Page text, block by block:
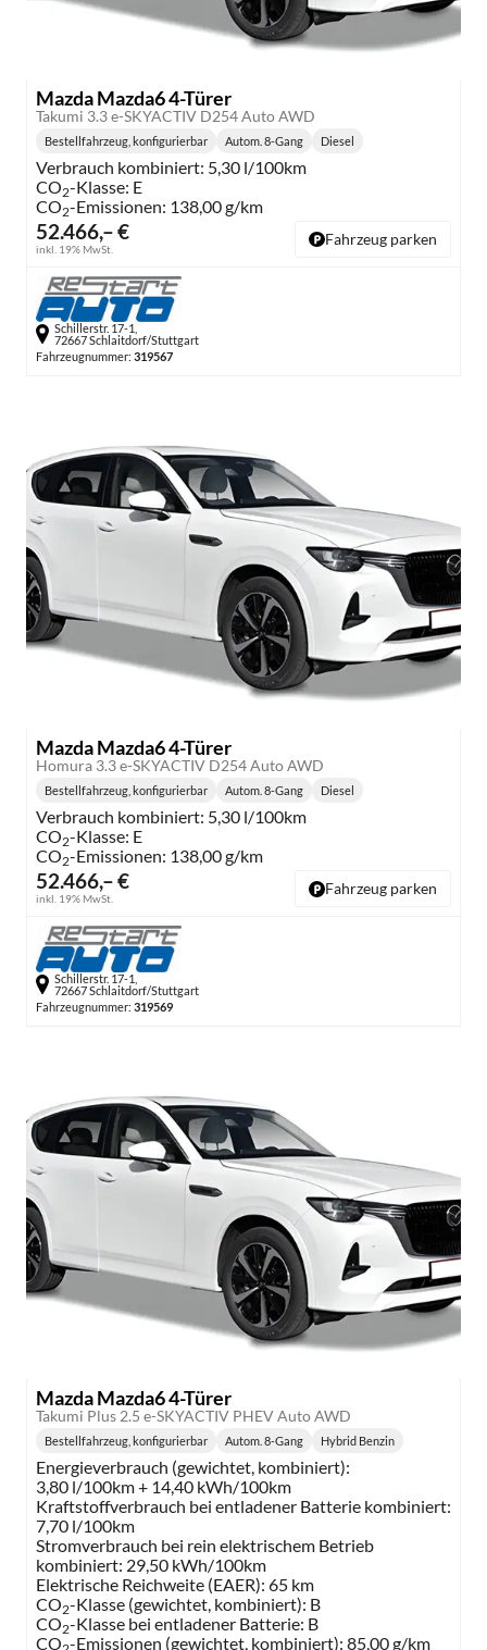
Mazda Mazda6 4-Türer
Takumi 3.3 e-SKYACTIV D254 Auto AWD
52.466,– €
inkl. 19% MwSt.
Bestellfahrzeug, konfigurierbar
Getriebe:
Autom. 8-Gang
Kraftstoff:
Diesel
Verbrauch kombiniert: 5,30 l/100km
CO2-Klasse: E
CO2-Emissionen: 138,00 g/km
Fahrzeug parken
Schillerstr. 17-1,
72667 Schlaitdorf/Stuttgart
Fahrzeugnummer: 319567
Mazda Mazda6 4-Türer
Homura 3.3 e-SKYACTIV D254 Auto AWD
52.466,– €
inkl. 19% MwSt.
Bestellfahrzeug, konfigurierbar
Getriebe:
Autom. 8-Gang Diesel
Verbrauch kombiniert: 5,30 l/100km
CO2-Klasse: E
CO2-Emissionen: 138,00 g/km
Fahrzeug parken
Schillerstr. 17-1,
72667 Schlaitdorf/Stuttgart
Fahrzeugnummer: 319569
Mazda Mazda6 4-Türer
Takumi Plus 2.5 e-SKYACTIV PHEV Auto AWD
Bestellfahrzeug, konfigurierbar
Getriebe:
Autom. 8-Gang
Kraftstoff:
Hybrid Benzin
Energieverbrauch (gewichtet, kombiniert):
3,80 l/100km + 14,40 kWh/100km
Kraftstoffverbrauch bei entladener Batterie kombiniert:
7,70 l/100km
Stromverbrauch bei rein elektrischem Betrieb
kombiniert: 29,50 kWh/100km
Elektrische Reichweite (EAER): 65 km
CO2-Klasse (gewichtet, kombiniert): B
CO2-Klasse bei entladener Batterie: B
CO -Emissionen (gewichtet, kombiniert): 85,00 g/km